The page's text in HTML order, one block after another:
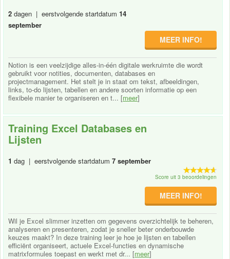
2 dagen | eerstvolgende startdatum 14
september
MEER INFO!
Notion is een veelzijdige alles-in-één digitale werkruimte die wordt
gebruikt voor notities, documenten, databases en
projectmanagement. Het stelt je in staat om tekst, afbeeldingen,
links, to-do lijsten, tabellen en andere soorten informatie op een
flexibele manier te organiseren en t... [meer]
Training Excel Databases en
Lijsten
1 dag | eerstvolgende startdatum 7 september
Score uit 3 beoordelingen
MEER INFO!
Wil je Excel slimmer inzetten om gegevens overzichtelijk te beheren,
analyseren en presenteren, zodat je sneller beter onderbouwde
keuzes maakt? In deze training leer je hoe je lijsten en tabellen
efficiënt organiseert, actuele Excel-functies en dynamische
matrixformules toepast en werkt met dr... [meer]